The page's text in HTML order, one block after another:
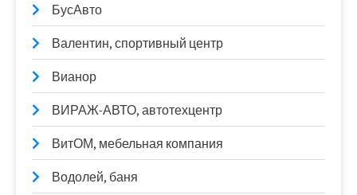
БусАвто
Валентин, спортивный центр
Вианор
ВИРАЖ-АВТО, автотехцентр
ВитОМ, мебельная компания
Водолей, баня